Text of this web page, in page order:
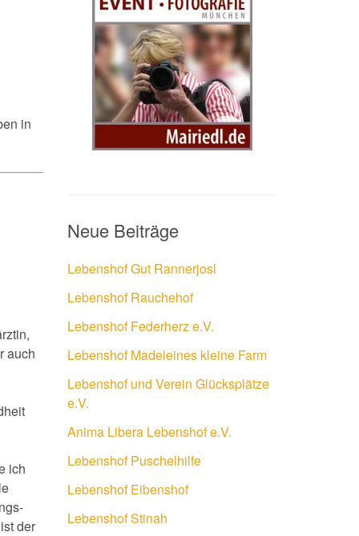
in
auch
ich
der
Neue Beiträge
Lebenshof Gut Rannerjosl
Lebenshof Rauchehof
Lebenshof Federherz e.V.
Lebenshof Madeleines kleine Farm
Lebenshof und Verein Glücksplätze
e.V.
Anima Libera Lebenshof e.V.
Lebenshof Puschelhilfe
Lebenshof Eibenshof
Lebenshof Stinah